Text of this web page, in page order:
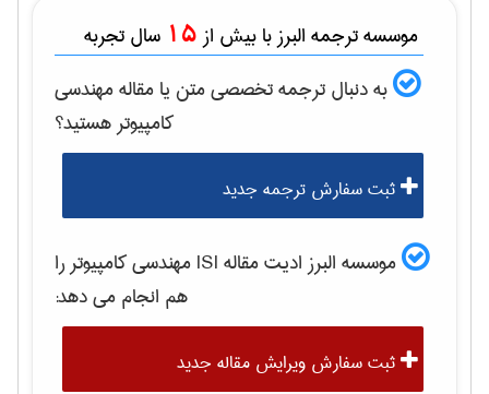
موسسه ترجمه البرز با بیش از 15 سال تجربه
به دنبال ترجمه تخصصی متن یا مقالهمهندسی
كامپيوترهستید؟
ثبت سفارش ترجمه جدید
موسسه البرز ادیت مقاله ISI مهندسی كامپيوتررا
هم انجام می دهد:
ثبت سفارش ویرایش مقاله جدید